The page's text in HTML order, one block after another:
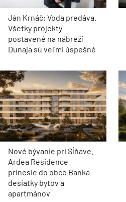
Ján Krnáč: Voda predáva.
Všetky projekty
postavené na nábreží
Dunaja sú veľmi úspešné
Nové bývanie pri Sĺňave.
Ardea Residence
prinesie do obce Banka
desiatky bytov a
apartmánov